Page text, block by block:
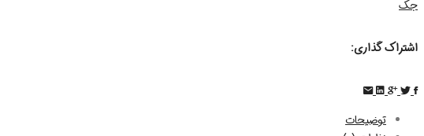
جک
اشتراک گذاری:
توضیحات